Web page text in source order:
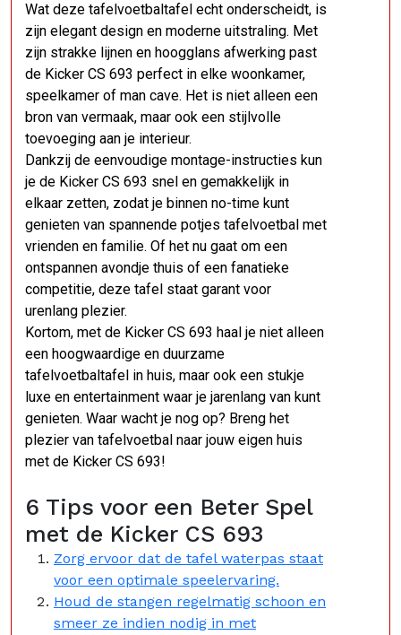
Wat deze tafelvoetbaltafel echt onderscheidt, is
zijn elegant design en moderne uitstraling. Met
zijn strakke lijnen en hoogglans afwerking past
de Kicker CS 693 perfect in elke woonkamer,
speelkamer of man cave. Het is niet alleen een
bron van vermaak, maar ook een stijlvolle
toevoeging aan je interieur.
Dankzij de eenvoudige montage-instructies kun
je de Kicker CS 693 snel en gemakkelijk in
elkaar zetten, zodat je binnen no-time kunt
genieten van spannende potjes tafelvoetbal met
vrienden en familie. Of het nu gaat om een
ontspannen avondje thuis of een fanatieke
competitie, deze tafel staat garant voor
urenlang plezier.
Kortom, met de Kicker CS 693 haal je niet alleen
een hoogwaardige en duurzame
tafelvoetbaltafel in huis, maar ook een stukje
luxe en entertainment waar je jarenlang van kunt
genieten. Waar wacht je nog op? Breng het
plezier van tafelvoetbal naar jouw eigen huis
met de Kicker CS 693!
6 Tips voor een Beter Spel
met de Kicker CS 693
Zorg ervoor dat de tafel waterpas staat
voor een optimale speelervaring.
Houd de stangen regelmatig schoon en
smeer ze indien nodig in met